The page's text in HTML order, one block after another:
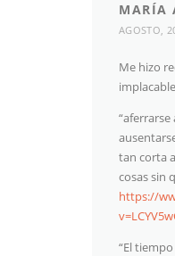
MARÍA
AGOSTO,
Me hizo
“aferrarse
tan corta
cosas sin
https://
“El